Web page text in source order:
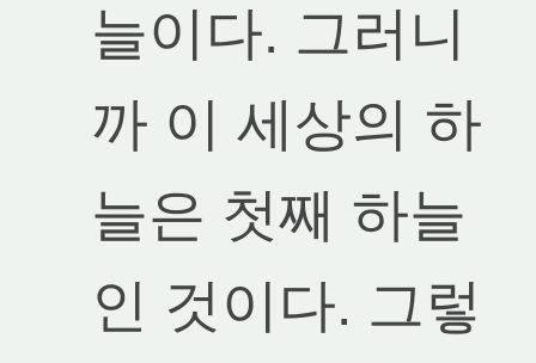
늘이다. 그러니
까 이 세상의 하
늘은 첫째 하늘
인 것이다. 그렇